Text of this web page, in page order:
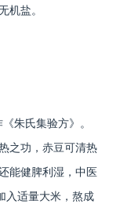
盐。
朱氏集验方》。
之功，赤豆可清热
能健脾利湿，中医
入适量大米，熬成